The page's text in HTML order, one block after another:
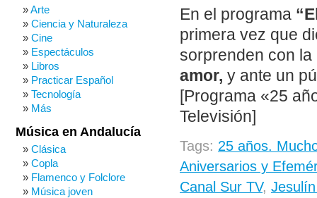
En el programa
primera vez que
sorprenden con
amor, y ante un
[Programa «25
Televisión]
Tags: 25 años.
Aniversarios y
Canal Sur TV,
Arte
Ciencia y Naturaleza
Cine
Espectáculos
Libros
Practicar Español
Tecnología
Más
Música en Andalucía
Clásica
Copla
Flamenco y Folclore
Música joven